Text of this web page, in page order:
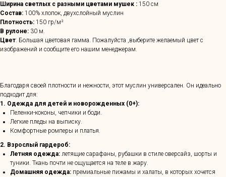
Ширина светлых с разными цветами мушек : 150 см
Состав: 100% хлопок, двухслойный муслин
Плотность: 150 гр/м²
В рулоне: 30 м.
Цвет: Большая цветовая гамма. Пожалуйста ,выберите желаемый цвет с
изображений и сообщите его нашим менеджерам.
Благодаря своей плотности и нежности, этот муслин универсален. Он идеально
подходит для:
1. Одежда для детей и новорожденных (0+):
Пеленки-коконы, чепчики и боди.
Легкие пледы на выписку.
Комфортные ромперы и платья.
2. Взрослый гардероб:
Летняя одежда: летящие сарафаны, рубашки в стиле оверсайз, шорты и
туники. Ткань почти не ощущается на теле в жару.
Домашняя одежда: премиальные пижамы и халаты, в которых хочется